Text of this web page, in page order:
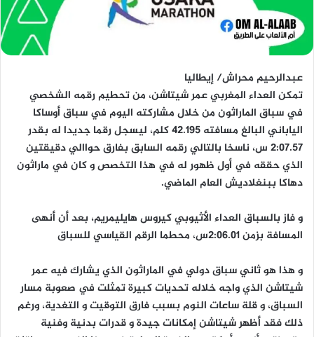
عبدالرحيم محراش/ إيطاليا
تمكن العداء المغربي عمر شيتاشن، من تحطيم رقمه الشخصي
في سباق الماراثون من خلال مشاركته اليوم في سباق أوساكا
الياباني البالغ مسافته 42.195 كلم، ليسجل رقما جديدا له بقدر
2:07.57 س، ناسخا بالتالي رقمه السابق بفارق حواالي دقيقتين
الذي حققه في أول ظهور له في هذا التخصص و كان في ماراثون
دهاكا ببنغلاديش العام الماضي.
و فاز بالسباق العداء الأثيوبي كيروس هايليمريم، بعد أن أنهى
المسافة بزمن 2:06.01س، محطما الرقم القياسي للسباق
و هذا هو ثاني سباق دولي في الماراثون الذي يشارك فيه عمر
شيتاشن الذي واجه خلاله تحديات كبيرة تمثلت في صعوبة مسار
السباق، و قلة ساعات النوم بسبب فارق التوقيت و التغدية، ورغم
ذلك فقد أظهر شيتاشن إمكانات جيدة و قدرات بدنية وفنية